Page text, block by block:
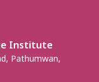
Institute
Pathumwan,